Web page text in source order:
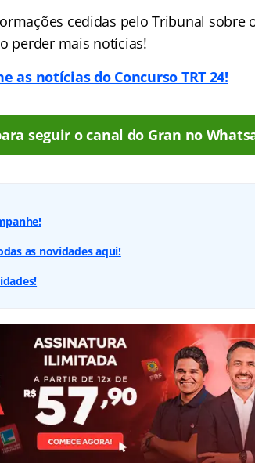
cedidas pelo Tribunal sobre
perder mais notícias!
as notícias do Concurso TRT 24!
seguir o canal do Gran no
as novidades aqui!